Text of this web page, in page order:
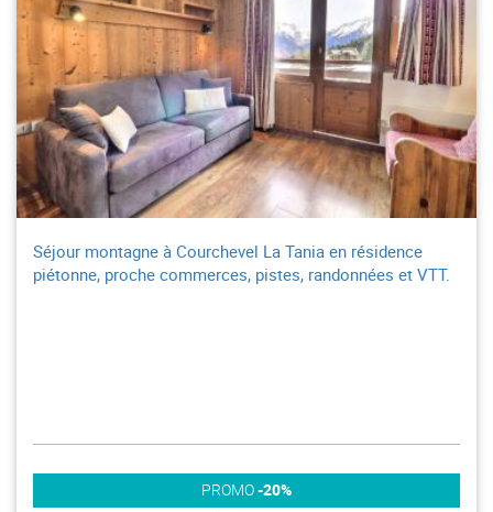
Séjour montagne à Courchevel La Tania en résidence
piétonne, proche commerces, pistes, randonnées et VTT.
PROMO-20%